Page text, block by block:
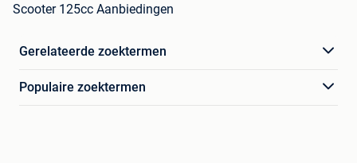
Scooter 125cc Aanbiedingen
Gerelateerde zoektermen
Populaire zoektermen